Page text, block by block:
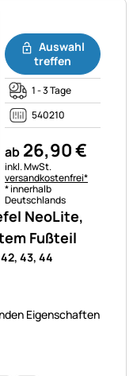
NeoLite,
Fußteil
43, 44
Eigenschaften
Auswahl
treffen
1 - 3 Tage
540210
ab 26,90€
Steuerhinweis:
inkl. MwSt.
versandkostenfrei*
* innerhalb
Deutschlands